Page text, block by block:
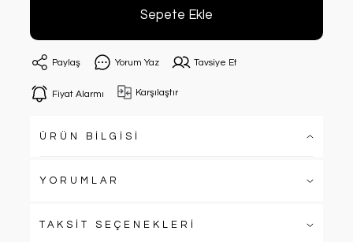
Sepete Ekle
Paylaş Yorum Yaz Tavsiye Et
Fiyat Alarmı Karşılaştır
ÜRÜN BİLGİSİ
YORUMLAR
TAKSİT SEÇENEKLERİ